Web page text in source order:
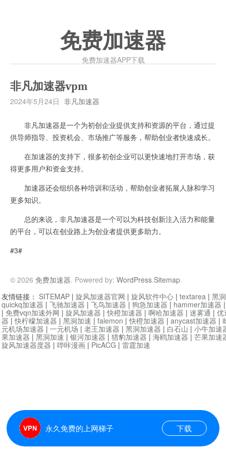
免费加速器
免费加速器APP下载
非凡加速器vpm
2024年5月24日 非凡加速器
非凡加速器是一个为初创企业提供支持和资源的平台，通过提
供导师指导、投资机会、市场推广等服务，帮助创业者快速成长。
在加速器的支持下，很多初创企业可以更快速地打开市场，获
得更多用户和资金支持。
加速器还会组织各种培训和活动，帮助创业者拓展人脉和学习
更多知识。
总的来说，非凡加速器是一个可以为科技创新注入活力和能量
的平台，可以在创业路上为创业者提供更多助力。
#3#
© 2026 免费加速器. Powered by: WordPress.Sitemap.
永久免费的上网梯子 下载
友情链接： SITEMAP | 旋风加速器官网 | 旋风软件中心 | textarea | 黑
quickq加速器 | 飞驰加速器 | 飞鸟加速器 | 狗急加速器 | hammer加速器
| 免费vqn加速外网 | 旋风加速器 |快橙加速器 | 啊哈加速器 | 迷雾通 | 优
器 |快柠檬加速器 | 黑洞加速 | falemon |快橙加速器 | anycast加速器 |
元机场加速器 | 一元机场 | 老王加速器 | 黑洞加速器 | 白石山 | 小牛加速
果加速器 | 黑洞加速 | 银河加速器 | 猎豹加速器 | 海鸥加速器 | 芒果加速
旋风加速器度器 | 哔咔漫画 | PicACG | 雷霆加速